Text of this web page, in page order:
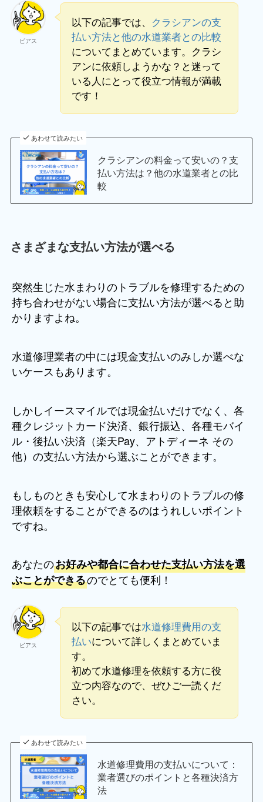
ビアス
以下の記事では、 クラシアンの支
払い方法と他の水道業者との比較
についてまとめています。クラシ
アンに依頼しようかな？と迷って
いる人にとって役立つ情報が満載
です！
あわせて読みたい
クラシアンの料金って安いの？支
払い方法は？他の水道業者との比
較
さまざまな支払い方法が選べる
突然生じた水まわりのトラブルを修理するための
持ち合わせがない場合に支払い方法が選べると助
かりますよね。
水道修理業者の中には現金支払いのみしか選べな
いケースもあります。
しかしイースマイルでは現金払いだけでなく、各
種クレジットカード決済、銀行振込、各種モバイ
ル・後払い決済（楽天Pay、アトディーネ その
他）の支払い方法から選ぶことができます。
もしものときも安心して水まわりのトラブルの修
理依頼をすることができるのはうれしいポイント
ですね。
あなたのお好みや都合に合わせた支払い方法を選
ぶことができるのでとても便利！
ビアス
以下の記事では水道修理費用の支
払いについて詳しくまとめていま
す。
初めて水道修理を依頼する方に役
立つ内容なので、ぜひご一読くだ
さい。
あわせて読みたい
水道修理費用の支払いについて：
業者選びのポイントと各種決済方
法